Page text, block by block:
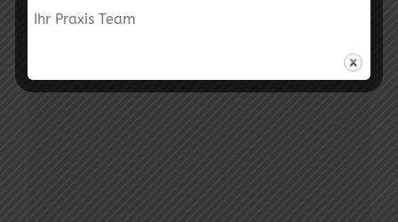
Ihr Praxis Team